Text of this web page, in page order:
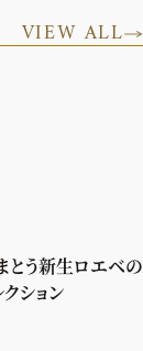
VIEW ALL
とう新生ロエベの
ション